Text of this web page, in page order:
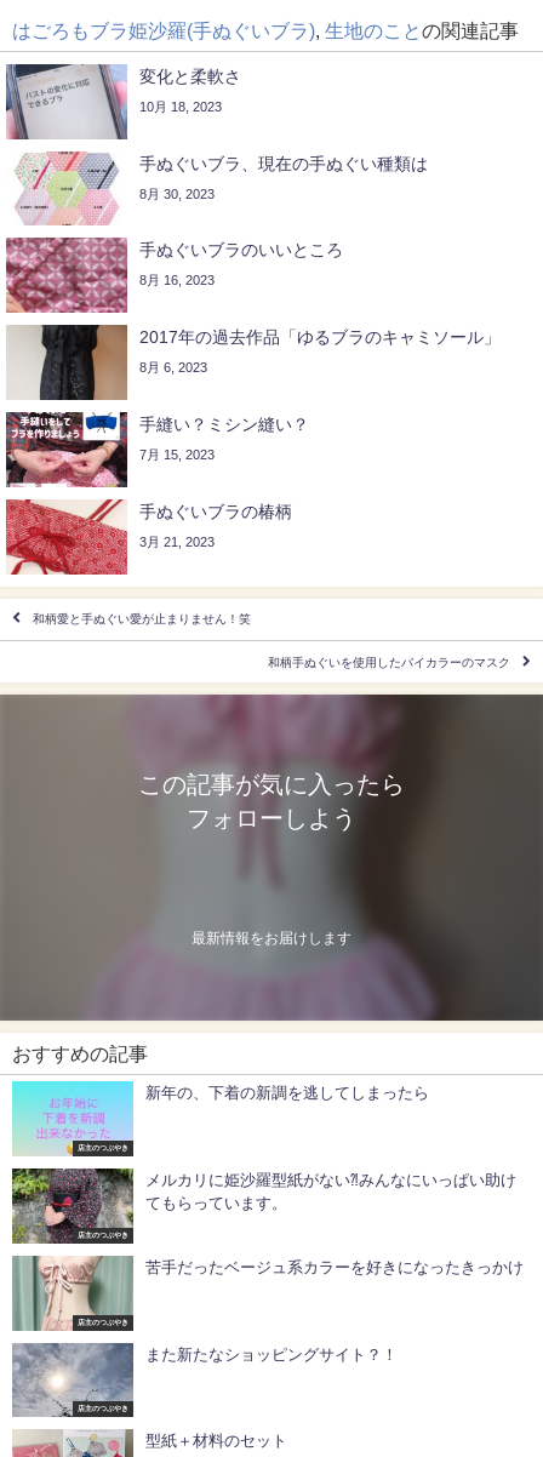
はごろもブラ姫沙羅(手ぬぐいブラ) 生地のことの関連記事
変化と柔軟さ
10月 18, 2023
手ぬぐいブラ、現在の手ぬぐい種類は
8月 30, 2023
手ぬぐいブラのいいところ
8月 16, 2023
2017年の過去作品「ゆるブラのキャミソール」
8月 6, 2023
手縫い？ミシン縫い？
7月 15, 2023
手ぬぐいブラの椿柄
3月 21, 2023
和柄愛と手ぬぐい愛が止まりません！笑
和柄手ぬぐいを使用したバイカラーのマスク
この記事が気に入ったら
フォローしよう
最新情報をお届けします
おすすめの記事
店主のつぶやき
新年の、下着の新調を逃してしまったら
店主のつぶやき
メルカリに姫沙羅型紙がない⁈みんなにいっぱい助け
てもらっています。
店主のつぶやき
苦手だったベージュ系カラーを好きになったきっかけ
店主のつぶやき
また新たなショッピングサイト？！
型紙＋材料のセット